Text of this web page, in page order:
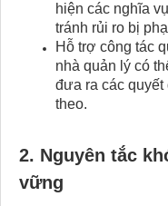
hiện các nghĩa
tránh rủi ro bị
Hỗ trợ công tác
nhà quản lý có
đưa ra các
theo.
2. Nguyên tắc
vững